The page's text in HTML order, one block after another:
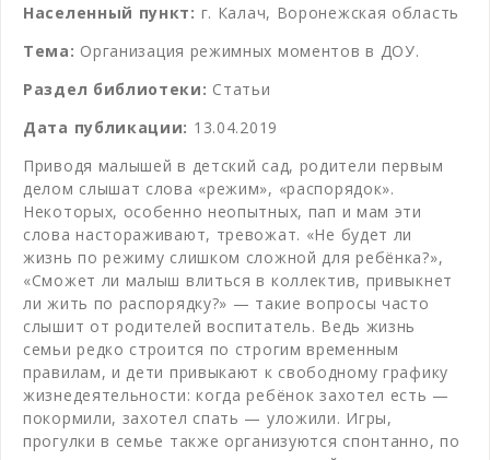
Населенный пункт: г. Калач, Воронежская область
Тема: Организация режимных моментов в ДОУ.
Раздел библиотеки: Статьи
Дата публикации: 13.04.2019
Приводя малышей в детский сад, родители первым
делом слышат слова «режим», «распорядок».
Некоторых, особенно неопытных, пап и мам эти
слова настораживают, тревожат. «Не будет ли
жизнь по режиму слишком сложной для ребёнка?»,
«Сможет ли малыш влиться в коллектив, привыкнет
ли жить по распорядку?» — такие вопросы часто
слышит от родителей воспитатель. Ведь жизнь
семьи редко строится по строгим временным
правилам, и дети привыкают к свободному графику
жизнедеятельности: когда ребёнок захотел есть —
покормили, захотел спать — уложили. Игры,
прогулки в семье также организуются спонтанно, по